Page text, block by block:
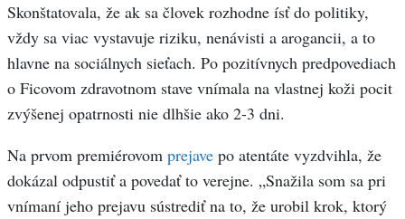
Skonštatovala, že ak sa človek rozhodne ísť do politiky,
vždy sa viac vystavuje riziku, nenávisti a arogancii, a to
hlavne na sociálnych sieťach. Po pozitívnych predpovediach
o Ficovom zdravotnom stave vnímala na vlastnej koži pocit
zvýšenej opatrnosti nie dlhšie ako 2-3 dni.
Na prvom premiérovom prejave po atentáte vyzdvihla, že
dokázal odpustiť a povedať to verejne. „Snažila som sa pri
vnímaní jeho prejavu sústrediť na to, že urobil krok, ktorý